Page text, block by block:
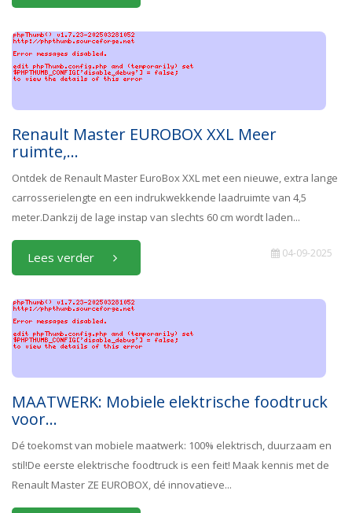
Renault Master EUROBOX XXL Meer
ruimte,...
Ontdek de Renault Master EuroBox XXL met een nieuwe, extra lange
carrosserielengte en een indrukwekkende laadruimte van 4,5
meter.Dankzij de lage instap van slechts 60 cm wordt laden...
Lees verder 04-09-2025
MAATWERK: Mobiele elektrische foodtruck
voor...
Dé toekomst van mobiele maatwerk: 100% elektrisch, duurzaam en
stil!De eerste elektrische foodtruck is een feit! Maak kennis met de
Renault Master ZE EUROBOX, dé innovatieve...